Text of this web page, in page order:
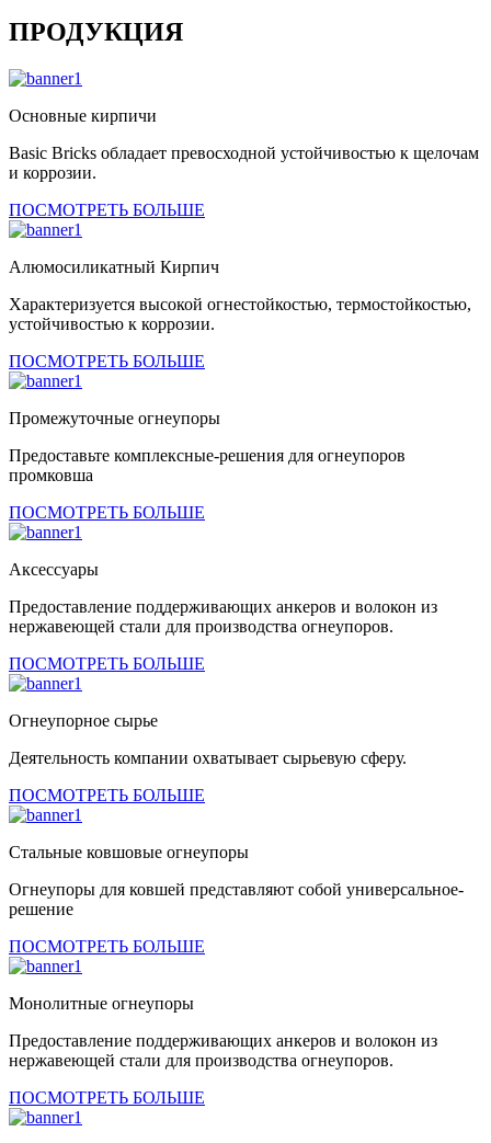
ПРОДУКЦИЯ
Основные кирпичи
Basic Bricks обладает превосходной устойчивостью к щелочам
и коррозии.
ПОСМОТРЕТЬ БОЛЬШЕ
Алюмосиликатный Кирпич
Характеризуется высокой огнестойкостью, термостойкостью,
устойчивостью к коррозии.
ПОСМОТРЕТЬ БОЛЬШЕ
Промежуточные огнеупоры
Предоставьте комплексные-решения для огнеупоров
промковша
ПОСМОТРЕТЬ БОЛЬШЕ
Аксессуары
Предоставление поддерживающих анкеров и волокон из
нержавеющей стали для производства огнеупоров.
ПОСМОТРЕТЬ БОЛЬШЕ
Огнеупорное сырье
Деятельность компании охватывает сырьевую сферу.
ПОСМОТРЕТЬ БОЛЬШЕ
Стальные ковшовые огнеупоры
Огнеупоры для ковшей представляют собой универсальное-
решение
ПОСМОТРЕТЬ БОЛЬШЕ
Монолитные огнеупоры
Предоставление поддерживающих анкеров и волокон из
нержавеющей стали для производства огнеупоров.
ПОСМОТРЕТЬ БОЛЬШЕ